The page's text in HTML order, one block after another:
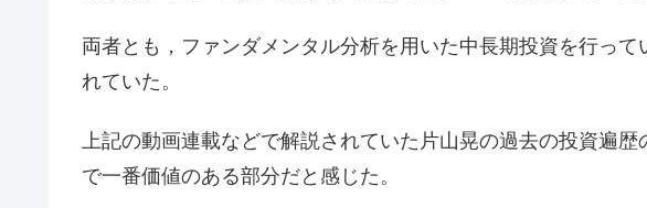
両者とも，ファンダメンタル分析を用いた中長期投資を行っ
れていた。
上記の動画連載などで解説されていた片山晃の過去の投資遍
で一番価値のある部分だと感じた。